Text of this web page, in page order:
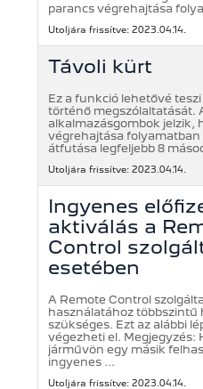
parancs végrehajtása
Utoljára frissítve: 2023.04.14.
Távoli kürt
Ez a funkció lehetővé
történő megszólaltatását.
alkalmazásgombok jelzik,
végrehajtása
átfutása legfeljebb 8
Utoljára frissítve: 2023.04.14.
Ingyenes
aktiválás a
Control
esetében
A Remote Control
használatához többszintű
szükséges. Ezt az alábbi
végezheti el. Megjegyzés:
járművön egy másik
ingyenes ...
Utoljára frissítve: 2023.04.14.